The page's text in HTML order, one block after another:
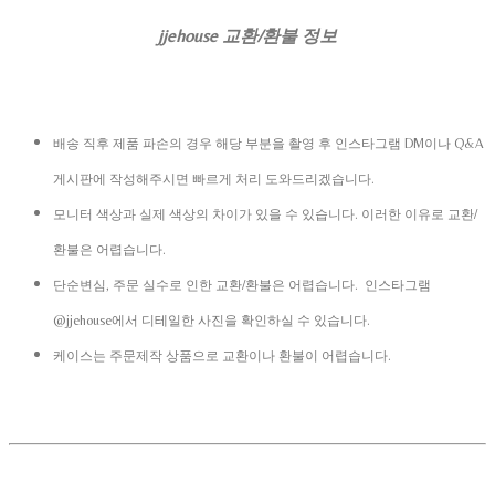
jjehouse 교환/환불 정보
배송 직후 제품 파손의 경우 해당 부분을 촬영 후 인스타그램 DM이나 Q&A
게시판에 작성해주시면 빠르게 처리 도와드리겠습니다.
모니터 색상과 실제 색상의 차이가 있을 수 있습니다. 이러한 이유로 교환/
환불은 어렵습니다.
단순변심, 주문 실수로 인한 교환/환불은 어렵습니다. 인스타그램
@jjehouse에서 디테일한 사진을 확인하실 수 있습니다.
케이스는 주문제작 상품으로 교환이나 환불이 어렵습니다.